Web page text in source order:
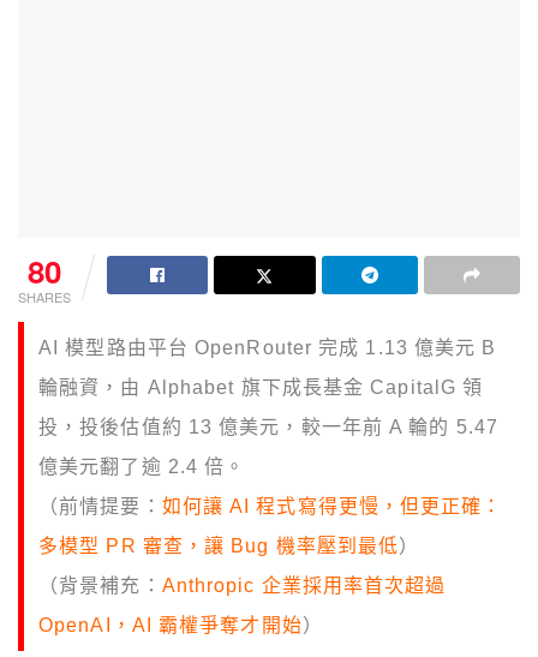
80
SHARES
AI 模型路由平台 OpenRouter 完成 1.13 億美元 B
輪融資，由 Alphabet 旗下成長基金 CapitalG 領
投，投後估值約 13 億美元，較一年前 A 輪的 5.47
億美元翻了逾 2.4 倍。
（前情提要： 如何讓 AI 程式寫得更慢，但更正確：
多模型 PR 審查，讓 Bug 機率壓到最低）
（背景補充： Anthropic 企業採用率首次超過
OpenAI，AI 霸權爭奪才開始）